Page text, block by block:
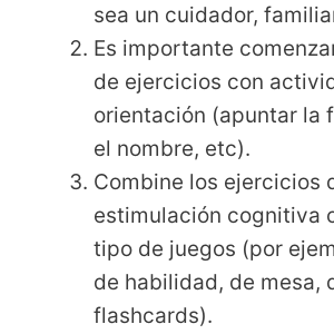
sea un cuidador,
Es importante
de ejercicios con
orientación (apuntar la
el nombre, etc).
Combine los ejercicios
estimulación cognitiva
tipo de juegos (por
de habilidad, de mesa,
flashcards).